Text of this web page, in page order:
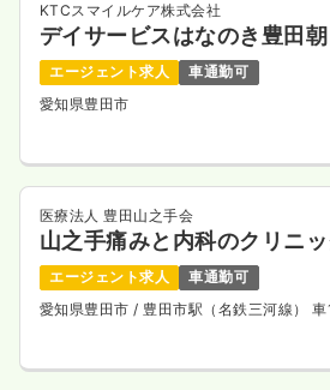
時間 8:30～16:45（休憩60分）
日祝休み
時給1,300円以上可
KTCスマイルケア株式会社
デイサービスはなのき豊田
エージェント求人
車通勤可
愛知県豊田市
医療法人 豊田山之手会
山之手痛みと内科のクリニッ
エージェント求人
車通勤可
愛知県豊田市 / 豊田市駅（名鉄三河線）